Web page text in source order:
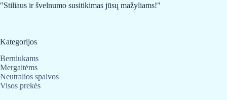
"Stiliaus ir švelnumo susitikimas jūsų mažyliams!"
Kategorijos
Berniukams
Mergaitėms
Neutralios spalvos
Visos prekės